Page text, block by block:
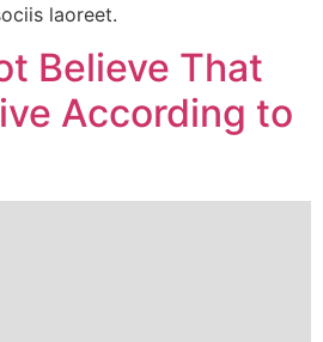
laoreet.
Believe That
According to